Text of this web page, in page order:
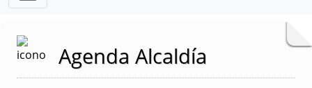
Agenda Alcaldía